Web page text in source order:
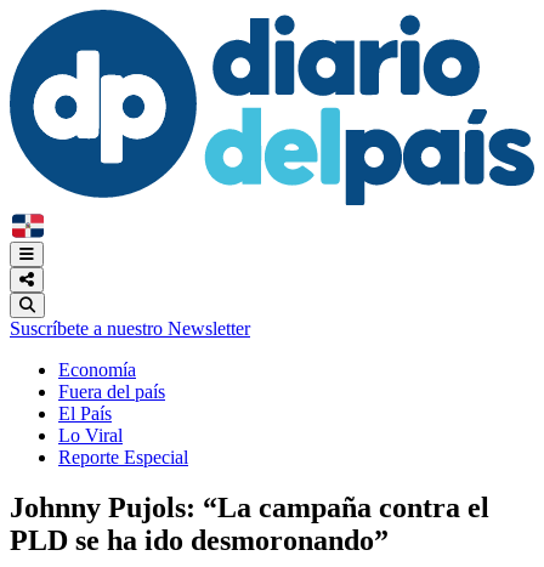
Suscríbete a nuestro Newsletter
Economía
Fuera del país
El País
Lo Viral
Reporte Especial
Johnny Pujols: “La campaña contra el
PLD se ha ido desmoronando”